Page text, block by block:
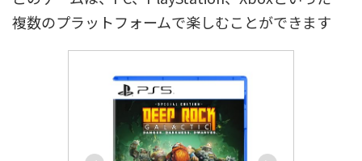
複数のプラットフォームで楽しむことができます